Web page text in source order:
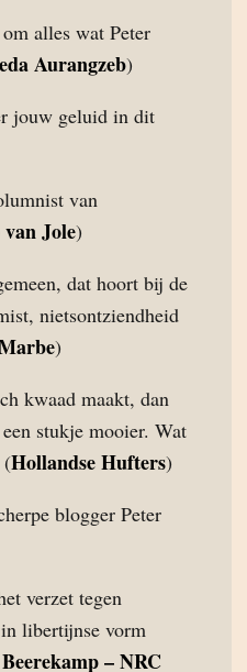
alles wat Peter
Aurangzeb)
jouw geluid in dit
van
Jole)
dat hoort bij de
nietsontziendheid
)
kwaad maakt, dan
stukje mooier. Wat
(Hollandse Hufters)
blogger Peter
verzet tegen
libertijnse vorm
– NRC